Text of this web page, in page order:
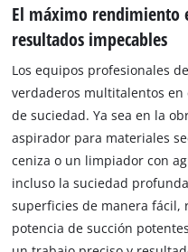
El máximo rendimiento
resultados impecables
Los equipos profesionales
verdaderos multitalentos
de suciedad. Ya sea en la
aspirador para materiales
ceniza o un limpiador con
incluso la suciedad
superficies de manera fácil,
potencia de succión